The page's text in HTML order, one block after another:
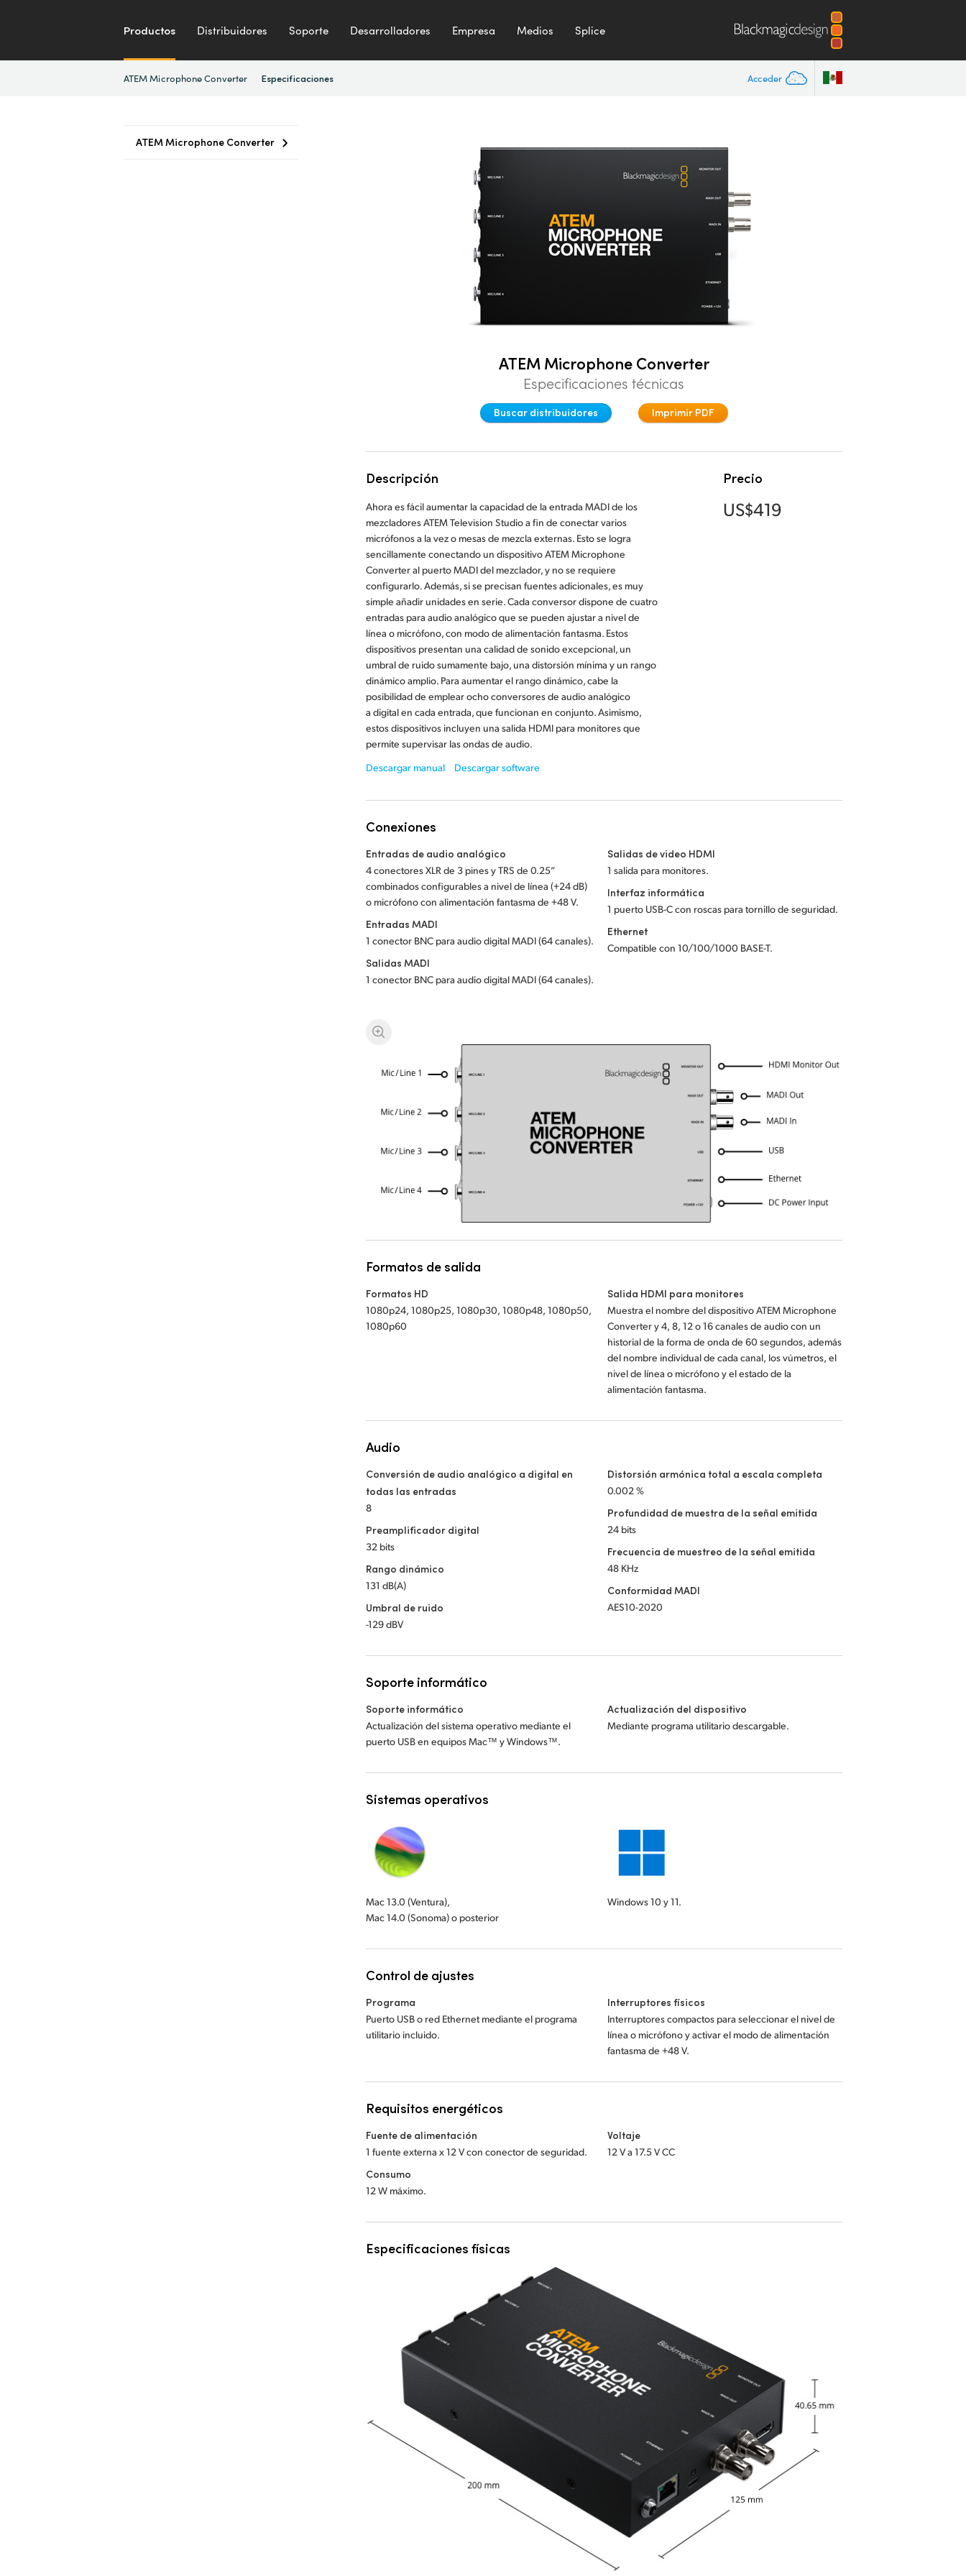
Productos Distribuidores Soporte Desarrolladores Empresa Medios Splice
Acceder
ATEM Microphone Converter Especificaciones
ATEM Microphone Converter
ATEM Microphone Converter
Especificaciones técnicas
Buscar distribuidores Imprimir PDF
Descripción
Ahora es fácil aumentar la capacidad de la entrada MADI de los
mezcladores ATEM Television Studio a fin de conectar varios
micrófonos a la vez o mesas de mezcla externas. Esto se logra
sencillamente conectando un dispositivo ATEM Microphone
Converter al puerto MADI del mezclador, y no se requiere
configurarlo. Además, si se precisan fuentes adicionales, es muy
simple añadir unidades en serie. Cada conversor dispone de cuatro
entradas para audio analógico que se pueden ajustar a nivel de
línea o micrófono, con modo de alimentación fantasma. Estos
dispositivos presentan una calidad de sonido excepcional, un
umbral de ruido sumamente bajo, una distorsión mínima y un rango
dinámico amplio. Para aumentar el rango dinámico, cabe la
posibilidad de emplear ocho conversores de audio analógico
a digital en cada entrada, que funcionan en conjunto. Asimismo,
estos dispositivos incluyen una salida HDMI para monitores que
permite supervisar las ondas de audio.
Descargar manual
Descargar software
Precio
US$419
Conexiones
Entradas de audio analógico
4 conectores XLR de 3 pines y TRS de 0.25”
combinados configurables a nivel de línea (+24 dB)
o micrófono con alimentación fantasma de +48 V.
Entradas MADI
1 conector BNC para audio digital MADI (64 canales).
Salidas MADI
1 conector BNC para audio digital MADI (64 canales).
Salidas de video HDMI
1 salida para monitores.
Interfaz informática
1 puerto USB-C con roscas para tornillo de seguridad.
Ethernet
Compatible con 10/100/1000 BASE-T.
Formatos de salida
Formatos HD
1080p24, 1080p25, 1080p30, 1080p48, 1080p50,
1080p60
Salida HDMI para monitores
Muestra el nombre del dispositivo ATEM Microphone
Converter y 4, 8, 12 o 16 canales de audio con un
historial de la forma de onda de 60 segundos, además
del nombre individual de cada canal, los vúmetros, el
nivel de línea o micrófono y el estado de la
alimentación fantasma.
Audio
Conversión de audio analógico a digital en
todas las entradas
8
Preamplificador digital
32 bits
Rango dinámico
131 dB(A)
Umbral de ruido
-129 dBV
Distorsión armónica total a escala completa
0.002 %
Profundidad de muestra de la señal emitida
24 bits
Frecuencia de muestreo de la señal emitida
48 KHz
Conformidad MADI
AES10-2020
Soporte informático
Soporte informático
Actualización del sistema operativo mediante el
puerto USB en equipos Mac™ y Windows™.
Actualización del dispositivo
Mediante programa utilitario descargable.
Sistemas operativos
Mac 13.0 (Ventura),
Mac 14.0 (Sonoma) o posterior
Windows 10 y 11.
Control de ajustes
Programa
Puerto USB o red Ethernet mediante el programa
utilitario incluido.
Interruptores físicos
Interruptores compactos para seleccionar el nivel de
línea o micrófono y activar el modo de alimentación
fantasma de +48 V.
Requisitos energéticos
Fuente de alimentación
1 fuente externa x 12 V con conector de seguridad.
Consumo
12 W máximo.
Voltaje
12 V a 17.5 V CC
Especificaciones físicas